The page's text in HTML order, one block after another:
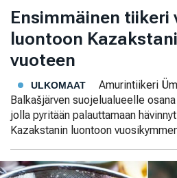
Ensimmäinen tiikeri
luontoon
vuoteen
ULKOMAAT
Amurintiikeri
Balkašjärven suojelualueelle
jolla pyritään palauttamaan
Kazakstanin luontoon